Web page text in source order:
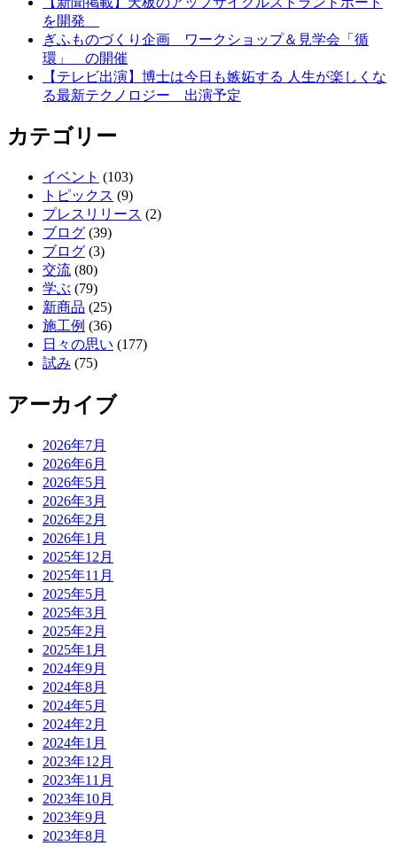
を開発
ぎふものづくり企画 ワークショップ＆見学会「循
環」 の開催
【テレビ出演】博士は今日も嫉妬する 人生が楽しくな
る最新テクノロジー 出演予定
カテゴリー
イベント (103)
トピックス (9)
プレスリリース (2)
ブログ (39)
ブログ (3)
交流 (80)
学ぶ (79)
新商品 (25)
施工例 (36)
日々の思い (177)
試み (75)
アーカイブ
2026年7月
2026年6月
2026年5月
2026年3月
2026年2月
2026年1月
2025年12月
2025年11月
2025年5月
2025年3月
2025年2月
2025年1月
2024年9月
2024年8月
2024年5月
2024年2月
2024年1月
2023年12月
2023年11月
2023年10月
2023年9月
2023年8月